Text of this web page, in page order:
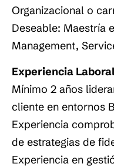
Organizacional o
Deseable: Maestría
Management,
Experiencia
Mínimo 2 años
cliente en entornos
Experiencia
de estrategias de
Experiencia en